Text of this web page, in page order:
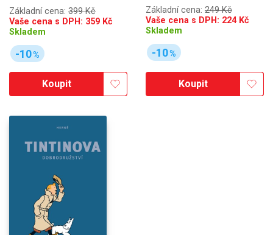
Základní cena: 399 Kč
Vaše cena s DPH: 359 Kč
Skladem
-10%
Koupit
Základní cena: 249 Kč
Vaše cena s DPH: 224Kč
Skladem
-10%
Koupit